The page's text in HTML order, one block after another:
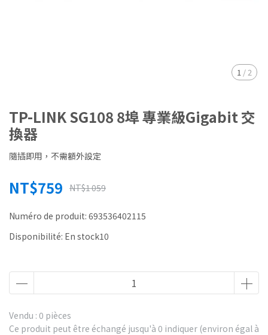
1 / 2
TP-LINK SG108 8埠 專業級Gigabit 交
換器
隨插即用，不需額外設定
NT$759 NT$1 059
Numéro de produit: 693536402115
Disponibilité: En stock10
Vendu : 0 pièces
Ce produit peut être échangé jusqu'à 0 indiquer (environ égal à